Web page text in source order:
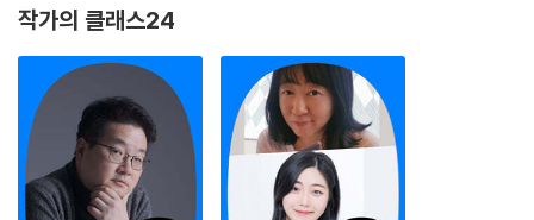
후로 줄곧 ‘어둠을 걷는다’라는 말에 대해 생각해 왔다. 그러던 중 꿈속에서
어둠 속을 걸어가는 한 남자를 보게 되었다. 그때 ‘어둠의 길을 걷는 어
사’를 주인공으로 하는 이야기를 떠올렸고, 오랜 시간을 거쳐 조금씩 완성
해 나갔다. 처음에는 주인공이 송현우가 아니라 이명천의 포지션이었지만
생각해 보니 ‘어둠 속을 걸어가는 사람’은 쫓는 쪽보다는 쫓기는 쪽에 더 가
깝지 않을까 싶었고, 조선 시대의 다양한 기담과 전설들을 더해서 이야기
를 완성했다.
작가의 클래스24